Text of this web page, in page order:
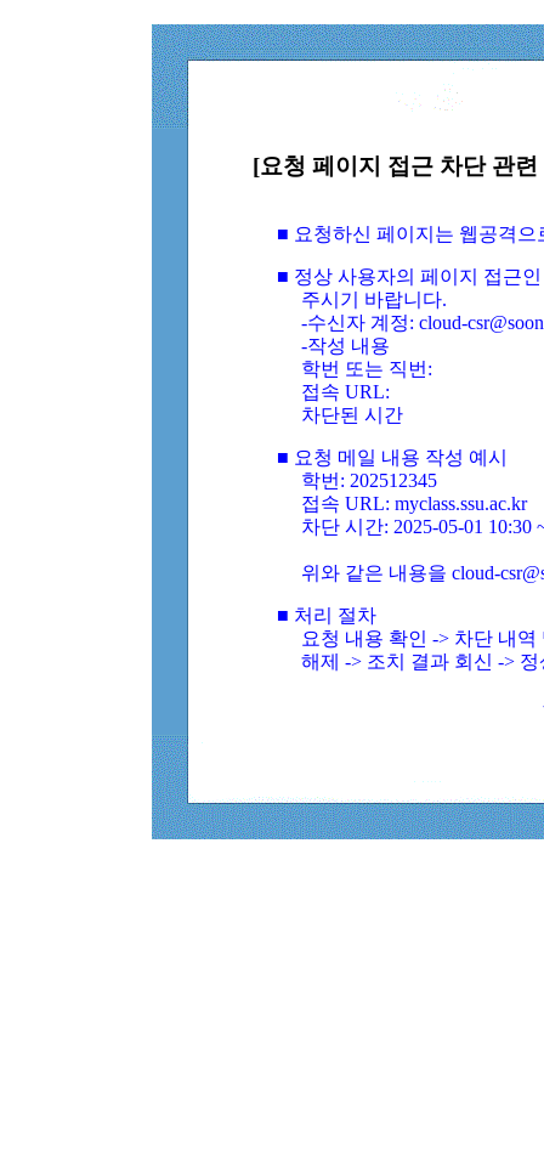
[요청 페이지 접근 차단 관
■ 요청하신 페이지는 웹공격
■ 정상 사용자의 페이지 접근
주시기 바랍니다.
-수신자 계정: cloud-
-작성 내용
학번 또는 직번:
접속 URL:
차단된 시간
■ 요청 메일 내용 작성 예시
학번: 202512345
접속 URL: myclass.ssu.ac.kr
차단 시간: 2025-05-01 10:30
위와 같은 내용을 cloud-
■ 처리 절차
요청 내용 확인 -> 차단 내
해제 -> 조치 결과 회신 ->